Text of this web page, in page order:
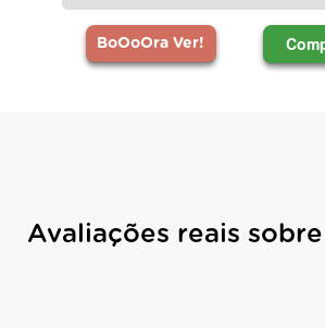
BoOoOra Ver!
Avaliações reais